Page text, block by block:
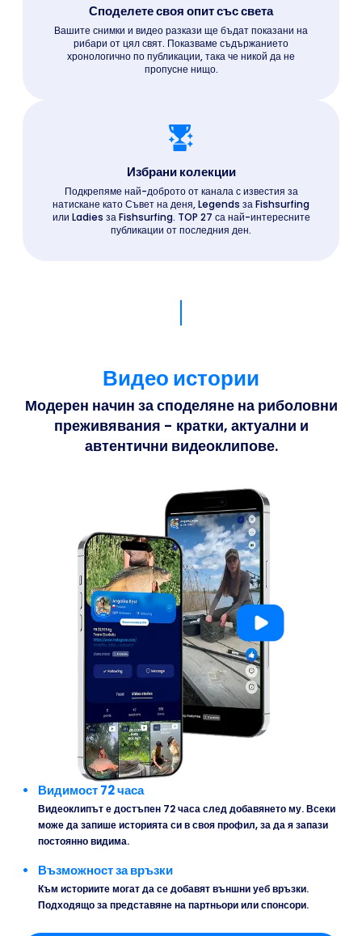
Споделете своя опит със света
Вашите снимки и видео разкази ще бъдат показани на
рибари от цял свят. Показваме съдържанието
хронологично по публикации, така че никой да не
пропусне нищо.
Избрани колекции
Подкрепяме най-доброто от канала с известия за
натискане като Съвет на деня, Legends за Fishsurfing
или Ladies за Fishsurfing. TOP 27 са най-интересните
публикации от последния ден.
Видео истории
Модерен начин за споделяне на риболовни
преживявания - кратки, актуални и
автентични видеоклипове.
Видимост 72 часа
Видеоклипът е достъпен 72 часа след добавянето му. Всеки
може да запише историята си в своя профил, за да я запази
постоянно видима.
Възможност за връзки
Към историите могат да се добавят външни уеб връзки.
Подходящо за представяне на партньори или спонсори.